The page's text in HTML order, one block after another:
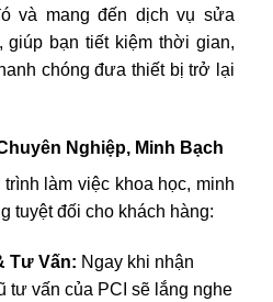
và mang đến dịch vụ sửa
bạn tiết kiệm thời gian,
chóng đưa thiết bị trở lại
Nghiệp, Minh Bạch
làm việc khoa học, minh
tuyệt đối cho khách hàng:
Tư Vấn: Ngay khi nhận
tư vấn của PCI sẽ lắng nghe